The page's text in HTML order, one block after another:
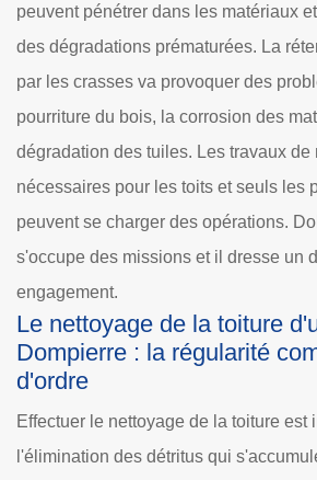
peuvent pénétrer dans les matériaux
des dégradations prématurées. La
par les crasses va provoquer des
pourriture du bois, la corrosion des
dégradation des tuiles. Les travaux de
nécessaires pour les toits et seuls les
peuvent se charger des opérations.
s'occupe des missions et il dresse un
engagement.
Le nettoyage de la toiture
Dompierre : la régularité
d'ordre
Effectuer le nettoyage de la toiture est
l'élimination des détritus qui